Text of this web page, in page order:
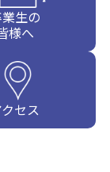
生の
様へ
セス